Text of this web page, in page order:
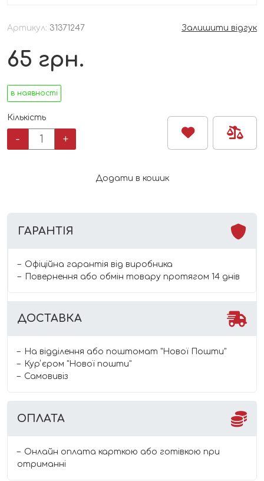
Артикул: 31371247 Залишити відгук
65 грн.
в наявності
Кількість
-
Вафелька+
Додати в кошик
ГАРАНТІЯ
Офіційна гарантія від виробника
Повернення або обмін товару протягом 14 днів
ДОСТАВКА
На відділення або поштомат "Нової Пошти"
Курʼєром "Нової пошти"
Самовивіз
ОПЛАТА
Онлайн оплата карткою або готівкою при
отриманні